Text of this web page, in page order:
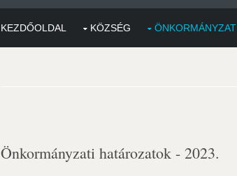
KEZDŐOLDAL KÖZSÉG ÖNKORMÁNYZAT
Önkormányzati határozatok - 2023.